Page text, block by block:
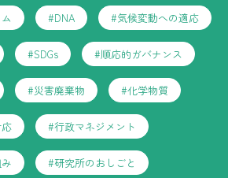
#DNA #気候変動への適応
#SDGs #順応的ガバナンス
#災害廃棄物 #化学物質
#行政マネジメント
#研究所のおしごと